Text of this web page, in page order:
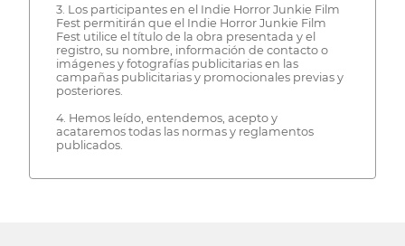
3. Los participantes en el Indie Horror Junkie Film
Fest permitirán que el Indie Horror Junkie Film
Fest utilice el título de la obra presentada y el
registro, su nombre, información de contacto o
imágenes y fotografías publicitarias en las
campañas publicitarias y promocionales previas y
posteriores.
4. Hemos leído, entendemos, acepto y
acataremos todas las normas y reglamentos
publicados.